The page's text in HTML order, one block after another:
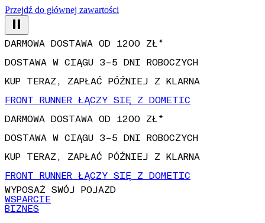
Przejdź do głównej zawartości
DOSTAWA W CIĄGU 3–5 DNI ROBOCZYCH
KUP TERAZ, ZAPŁAĆ PÓŹNIEJ Z KLARNA
FRONT RUNNER ŁĄCZY SIĘ Z DOMETIC
DARMOWA DOSTAWA OD 1200 ZŁ*
DOSTAWA W CIĄGU 3–5 DNI ROBOCZYCH
KUP TERAZ, ZAPŁAĆ PÓŹNIEJ Z KLARNA
FRONT RUNNER ŁĄCZY SIĘ Z DOMETIC
WYPOSAŻ SWÓJ POJAZD
WSPARCIE
BIZNES